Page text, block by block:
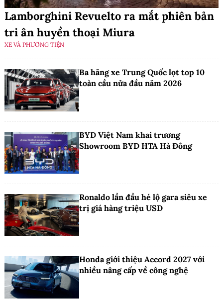
Lamborghini Revuelto ra mắt phiên bản
tri ân huyền thoại Miura
XE VÀ PHƯƠNG TIỆN
Ba hãng xe Trung Quốc lọt top 10
toàn cầu nửa đầu năm 2026
BYD Việt Nam khai trương
Showroom BYD HTA Hà Đông
Ronaldo lần đầu hé lộ gara siêu xe
trị giá hàng triệu USD
Honda giới thiệu Accord 2027 với
nhiều nâng cấp về công nghệ